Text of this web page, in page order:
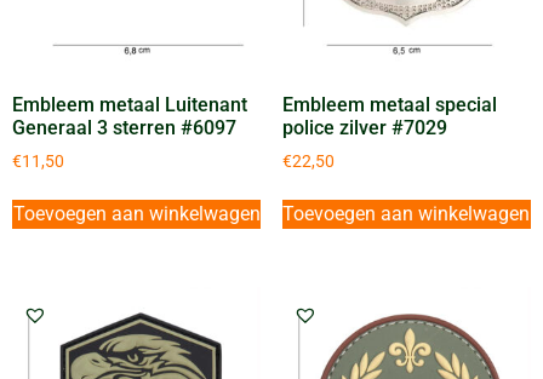
Embleem metaal Luitenant
Generaal 3 sterren #6097
€11,50
Toevoegen aan winkelwagen
Embleem metaal special
police zilver #7029
€22,50
Toevoegen aan winkelwagen